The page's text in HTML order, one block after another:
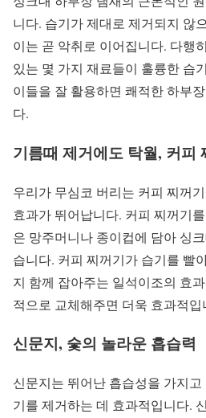
니다. 습기가 제대로 제거되지 않
이는 곧 악취로 이어집니다. 다행
있는 몇 가지 재료들이 훌륭한 습
이들을 잘 활용하면 쾌적한 하부
다.
기름때 제거에도 탁월, 커피
우리가 무심코 버리는 커피 찌꺼
효과가 뛰어납니다. 커피 찌꺼기
은 망주머니나 종이컵에 담아 싱
습니다. 커피 찌꺼기가 습기를 빨
지 함께 잡아주는 일석이조의 효
적으로 교체해주면 더욱 효과적입
신문지, 숯의 놀라운 흡습력
신문지는 뛰어난 흡습성을 가지
기를 제거하는 데 효과적입니다.